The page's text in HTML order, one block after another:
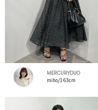
MERCURYDUO
miho/163cm